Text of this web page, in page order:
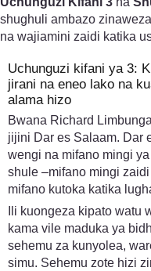
shughuli ambazo
na wajiamini zaidi katika
Uchunguzi kifani ya 3:
jirani na eneo lako na
alama hizo
Bwana Richard
jijini Dar es Salaam. Dar
wengi na mifano mingi
shule –mifano mingi
mifano kutoka katika
Ili kuongeza kipato watu
kama vile maduka ya
sehemu za kunyolea,
simu. Sehemu zote hizi